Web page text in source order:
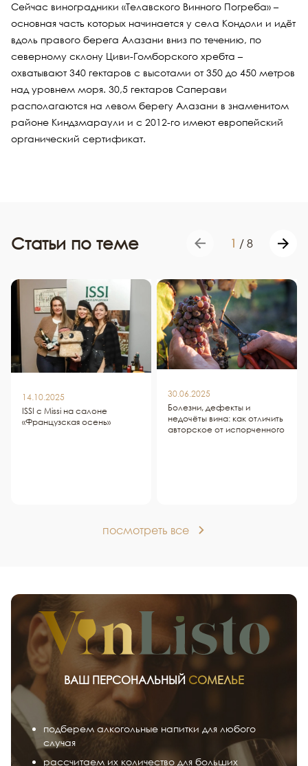
Сейчас виноградники «Телавского Винного Погреба» –
основная часть которых начинается у села Кондоли и идёт
вдоль правого берега Алазани вниз по течению, по
северному склону Циви-Гомборского хребта –
охватывают 340 гектаров с высотами от 350 до 450 метров
над уровнем моря. 30,5 гектаров Саперави
располагаются на левом берегу Алазани в знаменитом
районе Киндзмараули и с 2012-го имеют европейский
органический сертификат.
Статьи по теме 1 / 8
14.10.2025
ISSI c Missi на салоне
«Французская осень»
30.06.2025
Болезни, дефекты и
недочёты вина: как отличить
авторское от испорченного
посмотреть все
ВАШ ПЕРСОНАЛЬНЫЙ СОМЕЛЬЕ
подберем алкогольные напитки для любого
случая
рассчитаем их количество для больших